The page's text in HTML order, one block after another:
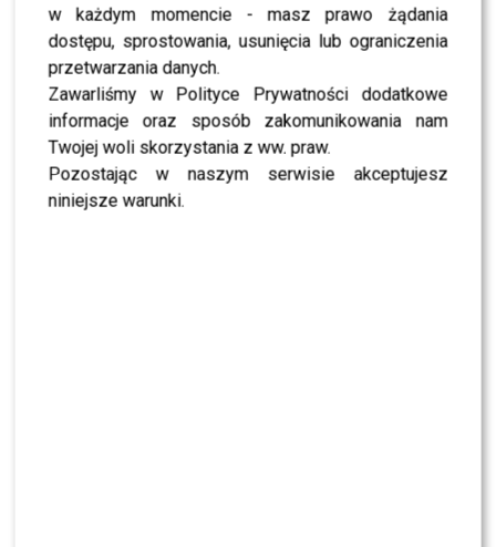
w każdym momencie - masz prawo żądania
dostępu, sprostowania, usunięcia lub ograniczenia
przetwarzania danych.
Zawarliśmy w Polityce Prywatności dodatkowe
informacje oraz sposób zakomunikowania nam
Twojej woli skorzystania z ww. praw.
Pozostając w naszym serwisie akceptujesz
niniejsze warunki.
fot. screen z Instagram
S.S.
2 0